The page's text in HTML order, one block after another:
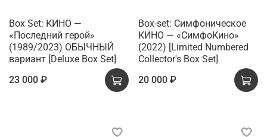
Box Set: КИНО —
«Последний герой»
(1989/2023) ОБЫЧНЫЙ
вариант [Deluxe Box Set]
23 000 ₽
Box-set: Симфоническое
КИНО — «СимфоКино»
(2022) [Limited Numbered
Collector's Box Set]
20 000 ₽